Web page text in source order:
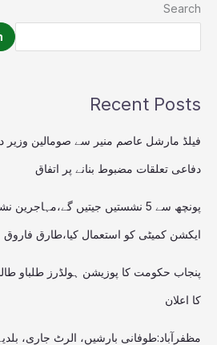
Search
Recent Posts
فیلڈ مارشل عاصم منیر سے صومالین وزیر
دفاعی تعلقات مضبوط بنانے پر اتفاق
پونچھ سے 5 نشستیں جیتیں
ایکشن کمیٹی کو استعمال کیا،طارق فاروق
کا اعلان
مظفرآباد:طوفانی بارشیں، الرٹ جاری،